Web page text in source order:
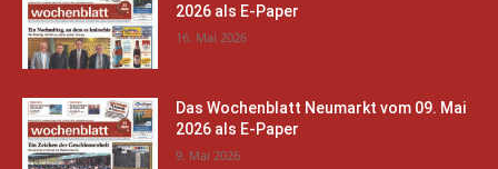
2026 als E-Paper
16. Mai 2026
Das Wochenblatt Neumarkt vom 09. Mai
2026 als E-Paper
9. Mai 2026